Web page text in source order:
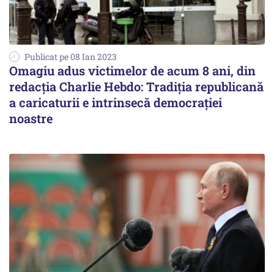
Publicat pe 08 Ian 2023
Omagiu adus victimelor de acum 8 ani, din
redacția Charlie Hebdo: Tradiţia republicană
a caricaturii e intrinsecă democraţiei
noastre